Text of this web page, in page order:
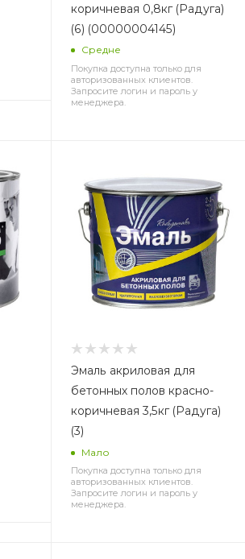
коричневая 0,8кг (Радуга)
(6) (00000004145)
Средне
Покупка доступна только для
авторизованных клиентов.
Запросите логин и пароль у
менеджера.
Эмаль акриловая для
бетонных полов красно-
коричневая 3,5кг (Радуга)
(3)
Мало
Покупка доступна только для
авторизованных клиентов.
Запросите логин и пароль у
менеджера.